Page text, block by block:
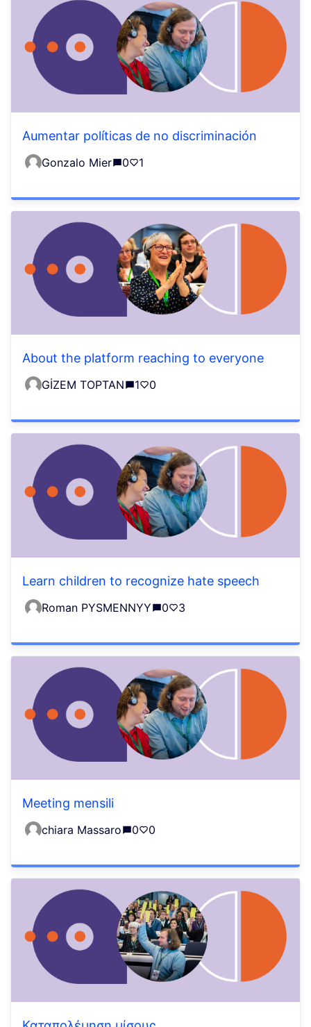
Aumentar políticas de no discriminación
Gonzalo Mier 0 1
About the platform reaching to everyone
GİZEM TOPTAN 1 0
Learn children to recognize hate speech
Roman PYSMENNYY 0 3
Meeting mensili
chiara Massaro 0 0